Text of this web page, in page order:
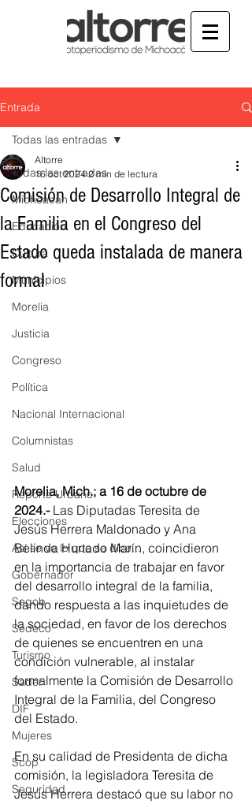
Entrada
Todas las entradas
Michoacán
Educación
Cultura
Municipios
Morelia
Justicia
Congreso
Política
Nacional Internacional
Columnistas
Salud
Reporte Urbano
Elecciones
Así se ve lo que se dice...
Gobernador
Segob
Sedeco
Turismo
Sader
DIF
Mujeres
Scop
Seguridad
Todas las entradas
Comisión de Desarrollo Integral de
la Familia en el Congreso del
Estado queda instalada de manera
formal
Altorre
16 oct 2024 2 min de lectura
Morelia, Mich.; a 16 de octubre de
2024.- Las Diputadas Teresita de
Jesús Herrera Maldonado y Ana
Belinda Hurtado Marín, coincidieron
en la importancia de trabajar en favor
del desarrollo integral de la familia,
dando respuesta a las inquietudes de
la sociedad, en favor de los derechos
de quienes se encuentren en una
condición vulnerable, al instalar
formalmente la Comisión de Desarrollo
Integral de la Familia, del Congreso
del Estado.
En su calidad de Presidenta de dicha
comisión, la legisladora Teresita de
Jesús Herrera destacó que su labor no